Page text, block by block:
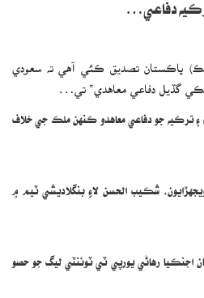
دفاعي…
پاڪستان تصديق ڪئي آهي ته سعودي
گڏيل دفاعي معاهدي“ تي…
۽ ترڪيه جو دفاعي معاهدو ڪنهن ملڪ جي خلاف
شڪيب الحسن لاءِ بنگلاديشي ٽيم ۾
اجنڪيا رهاڻي يورپي ٽي ٽوئنٽي ليگ جو حصو